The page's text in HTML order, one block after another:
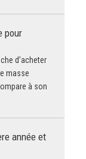
pour
d’acheter
masse
à son
année et